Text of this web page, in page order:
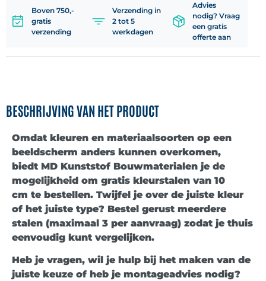
Boven 750,-
gratis
verzending
Verzending in
2 tot 5
werkdagen
Advies
nodig? Vraag
een gratis
offerte aan
BESCHRIJVING VAN HET PRODUCT
Omdat kleuren en materiaalsoorten op een
beeldscherm anders kunnen overkomen,
biedt MD Kunststof Bouwmaterialen je de
mogelijkheid om gratis kleurstalen van 10
cm te bestellen. Twijfel je over de juiste kleur
of het juiste type? Bestel gerust meerdere
stalen (maximaal 3 per aanvraag) zodat je thuis
eenvoudig kunt vergelijken.
Heb je vragen, wil je hulp bij het maken van de
juiste keuze of heb je montageadvies nodig?